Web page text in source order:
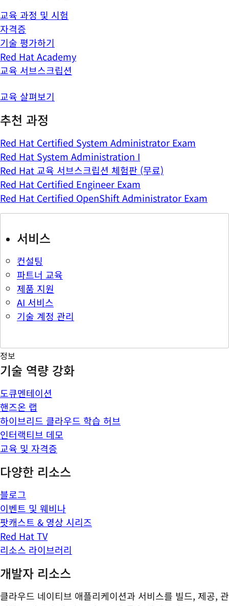
교육 과정 및 시험
자격증
기술 평가하기
Red Hat Academy
교육 서브스크립션
교육 살펴보기
추천 과정
Red Hat Certified System Administrator Exam
Red Hat System Administration I
Red Hat 교육 서브스크립션 체험판 (무료)
Red Hat Certified Engineer Exam
Red Hat Certified OpenShift Administrator Exam
서비스
컨설팅
파트너 교육
제품 지원
AI 서비스
기술 계정 관리
정보
기술 역량 강화
도큐멘테이션
핸즈온 랩
하이브리드 클라우드 학습 허브
인터랙티브 데모
교육 및 자격증
다양한 리소스
블로그
이벤트 및 웨비나
팟캐스트 & 영상 시리즈
Red Hat TV
리소스 라이브러리
개발자 리소스
클라우드 네이티브 애플리케이션과 서비스를 빌드, 제공, 관